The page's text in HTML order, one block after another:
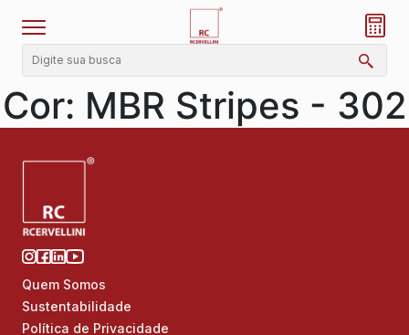
Cor: MBR Stripes - 302
Quem Somos
Sustentabilidade
Política de Privacidade